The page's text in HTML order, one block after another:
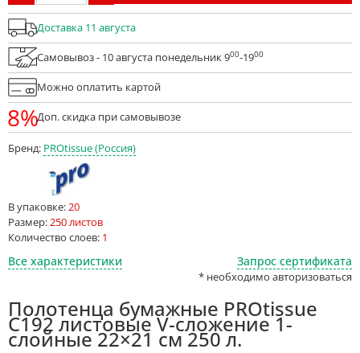
Доставка 11 августа
Самовывоз - 10 августа понедельник 900-1900
Можно оплатить картой
8%Доп. скидка при самовывозе
Бренд: PROtissue (Россия)
В упаковке: 20
Размер: 250 листов
Количество слоев: 1
Все характеристики Запрос сертификата
* необходимо авторизоваться
Полотенца бумажные PROtissue
С192 листовые V-сложение 1-
слойные 22×21 см 250 л.